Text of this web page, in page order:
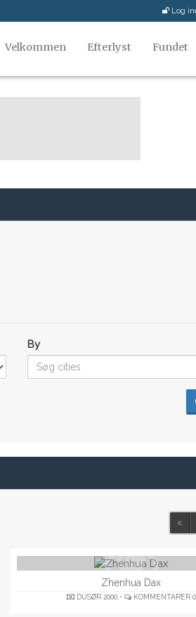
Log
Velkommen Efterlyst Fundet
By
Zhenhua Dax
DUSØR 2000,- KOMMENTARER 0